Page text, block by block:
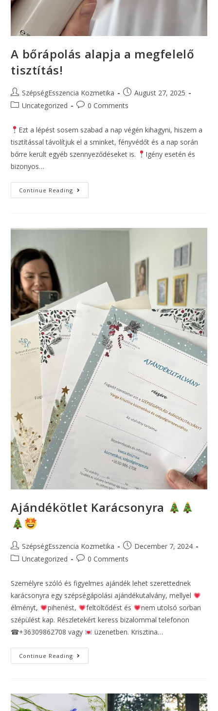
A bőrápolás alapja a megfelelő
tisztítás!
SzépségEsszencia Kozmetika
August 27, 2025
Uncategorized
0 Comments
Ezt a lépést sosem szabad a nap végén kihagyni, hiszem a
tisztítással távolítjuk el a sminket, fényvédőt és a nap során
bőrre került egyéb szennyeződéseket is.
Igény esetén és
bizonyos…
Continue Reading
Ajándékötlet Karácsonyra
SzépségEsszencia Kozmetika
December 7, 2024
Uncategorized
0 Comments
Személyre szóló és figyelmes ajándék lehet szerettednek
karácsonyra egy szépségápolási ajándékutalvány, mellyel
élményt,
pihenést, feltöltődést és
nem utolsó sorban
szépülést kap. Részletekért keress bizalommal telefonon
☎+36309862708 vagy
üzenetben. Krisztina…
Continue Reading